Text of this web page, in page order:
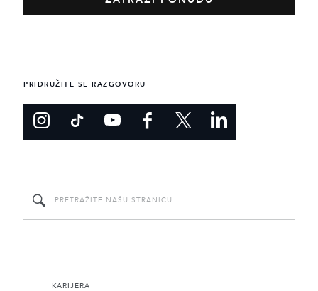
PRIDRUŽITE SE RAZGOVORU
KARIJERA